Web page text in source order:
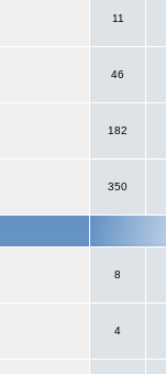
11
46
182
350
8
4